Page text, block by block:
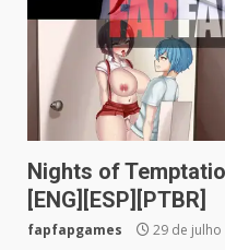
Nights of
[ENG][ESP][PTBR]
fapfapgames 29 de